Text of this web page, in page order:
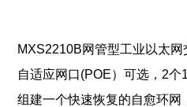
MXS2210B网管型工业以太
自适应网口(POE）可选，2个
组建一个快速恢复的自愈环网